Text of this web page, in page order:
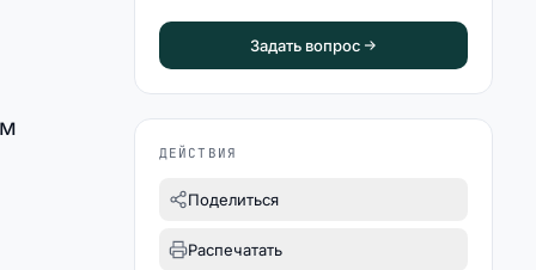
Задать вопрос
ДЕЙСТВИЯ
Поделиться
Распечатать